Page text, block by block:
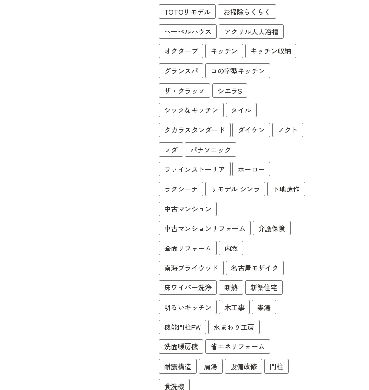
TOTOリモデル お掃除らくらく
へーベルハウス アクリル人大浴槽
オクターブ キッチン キッチン収納
グランスパ コの字型キッチン
ザ・クラッソ シエラS
シックなキッチン タイル
タカラスタンダード ダイケン ノクト
ノダ パナソニック
ファインストーリア ホーロー
ラクシーナ リモデル シンラ 下地造作
中古マンション
中古マンションリフォーム 介護保険
全面リフォーム 内窓
南海プライウッド 名古屋モザイク
床ワイパー洗浄 断熱 新築住宅
明るいキッチン 木工事 楽湯
機能門柱FW 水まわり工房
洗面暖房機 省エネリフォーム
耐震構造 肩湯 設備改修 門柱
食洗機